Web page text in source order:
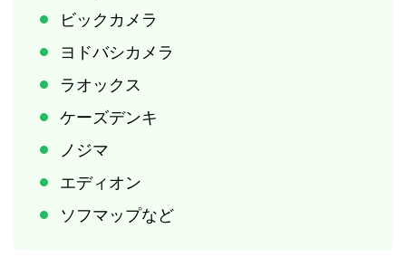
ビックカメラ
ヨドバシカメラ
ラオックス
ケーズデンキ
ノジマ
エディオン
ソフマップなど